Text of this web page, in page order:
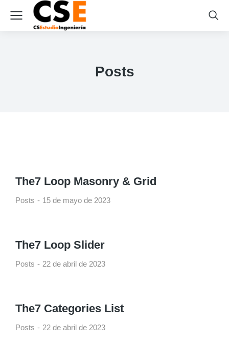
Posts
The7 Loop Masonry & Grid
Posts 15 de mayo de 2023
The7 Loop Slider
Posts 22 de abril de 2023
The7 Categories List
Posts 22 de abril de 2023